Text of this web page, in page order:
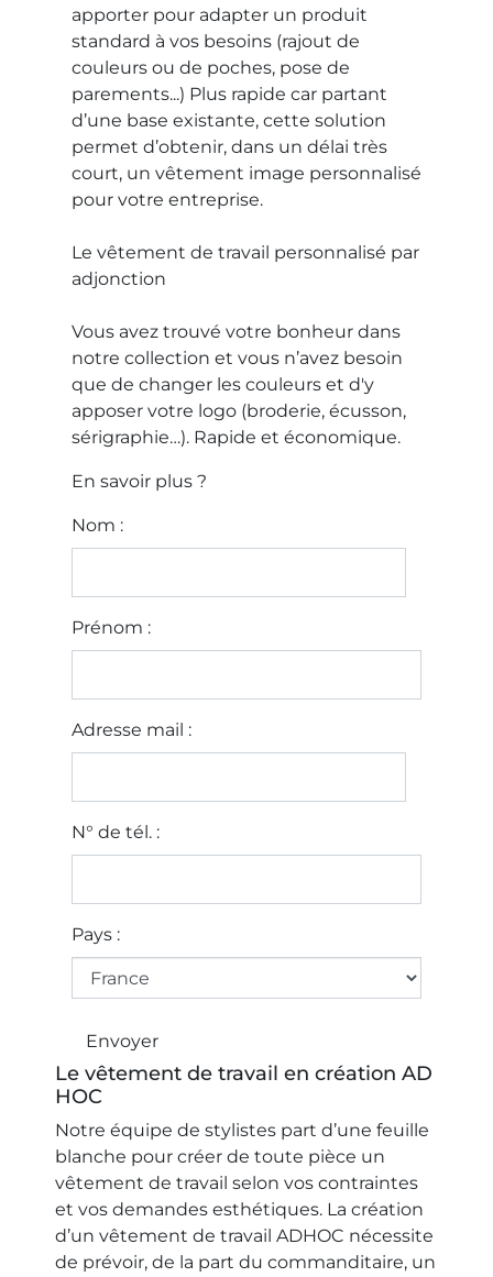
apporter pour adapter un produit
standard à vos besoins (rajout de
couleurs ou de poches, pose de
parements...) Plus rapide car partant
d’une base existante, cette solution
permet d’obtenir, dans un délai très
court, un vêtement image personnalisé
pour votre entreprise.
Le vêtement de travail personnalisé par
adjonction
Vous avez trouvé votre bonheur dans
notre collection et vous n’avez besoin
que de changer les couleurs et d'y
apposer votre logo (broderie, écusson,
sérigraphie…). Rapide et économique.
En savoir plus ?
Nom :
Prénom :
Adresse mail :
N° de tél. :
Pays :
Envoyer
Le vêtement de travail en création AD
HOC
Notre équipe de stylistes part d’une feuille
blanche pour créer de toute pièce un
vêtement de travail selon vos contraintes
et vos demandes esthétiques. La création
d’un vêtement de travail ADHOC nécessite
de prévoir, de la part du commanditaire, un